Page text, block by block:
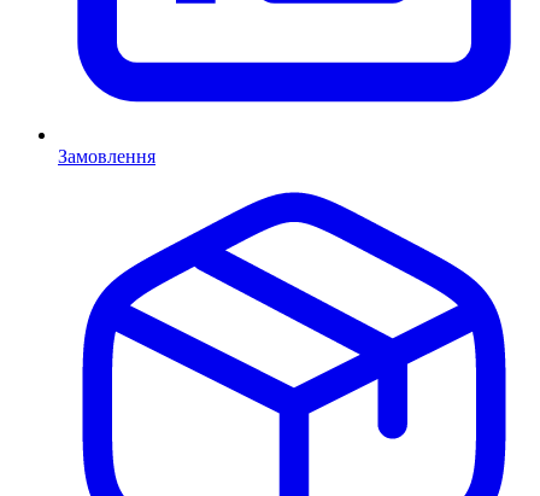
Замовлення